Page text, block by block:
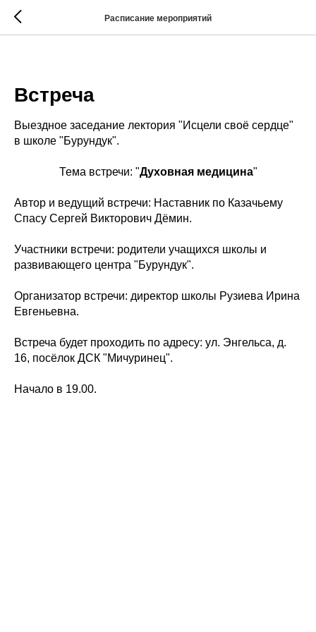
Расписание мероприятий
Встреча
Выездное заседание лектория "Исцели своё сердце"
в школе "Бурундук".
Тема встречи: "Духовная медицина"
Автор и ведущий встречи: Наставник по Казачьему
Спасу Сергей Викторович Дёмин.
Участники встречи: родители учащихся школы и
развивающего центра "Бурундук".
Организатор встречи: директор школы Рузиева Ирина
Евгеньевна.
Встреча будет проходить по адресу: ул. Энгельса, д.
16, посёлок ДСК "Мичуринец".
Начало в 19.00.